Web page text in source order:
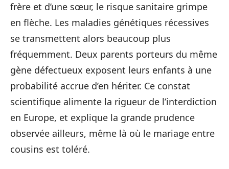
frère et d’une sœur, le risque sanitaire grimpe
en flèche. Les maladies génétiques récessives
se transmettent alors beaucoup plus
fréquemment. Deux parents porteurs du même
gène défectueux exposent leurs enfants à une
probabilité accrue d’en hériter. Ce constat
scientifique alimente la rigueur de l’interdiction
en Europe, et explique la grande prudence
observée ailleurs, même là où le mariage entre
cousins est toléré.